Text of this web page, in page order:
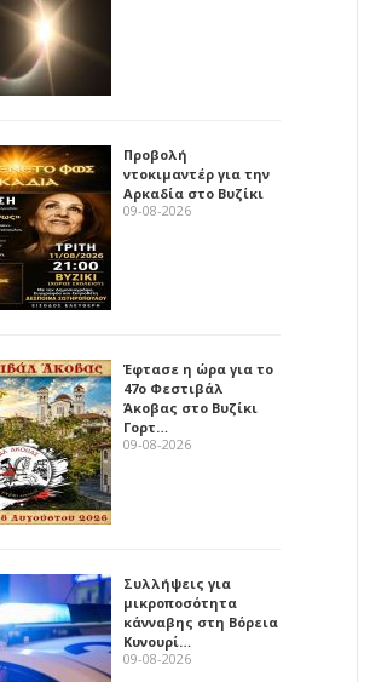
Προβολή
ντοκιμαντέρ για την
Αρκαδία στο Βυζίκι
09-08-2026
Έφτασε η ώρα για το
47ο Φεστιβάλ
Άκοβας στο Βυζίκι
Γορτ…
09-08-2026
Συλλήψεις για
μικροποσότητα
κάνναβης στη Βόρεια
Κυνουρί…
09-08-2026